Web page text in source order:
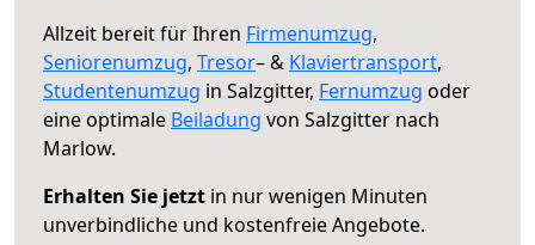
Allzeit bereit für Ihren Firmenumzug,
Seniorenumzug, Tresor– & Klaviertransport,
Studentenumzug in Salzgitter, Fernumzug oder
eine optimale Beiladung von Salzgitter nach
Marlow.
Erhalten Sie jetzt in nur wenigen Minuten
unverbindliche und kostenfreie Angebote.